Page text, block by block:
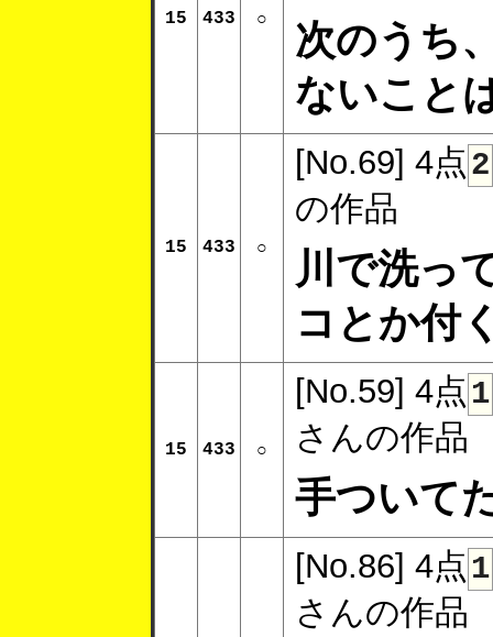
15 433 ○
次のうち
ないこと
15 433 ○
[No.69] 4点 2
の作品
川で洗っ
コとか付
15 433 ○
[No.59] 4点 1
さんの作品
手ついて
[No.86] 4点 1
さんの作品